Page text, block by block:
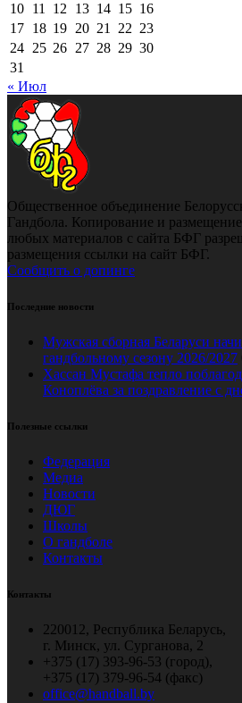
10 11 12 13 14 15 16
17 18 19 20 21 22 23
24 25 26 27 28 29 30
31
« Июл
Общественное объединение
Гандбола. Копирование и
любых материалов с сайта БФГ
размещения ссылки на сайт БФГ.
Сообщить о допинге
Последние новости
Мужская сборная Беларуси
гандбольному сезону 2026/2027
Хассан Мустафа тепло
Коноплёва за поздравление с
Полезные ссылки
Федерация
Медиа
Новости
ДЮГ
Школы
О гандболе
Контакты
Контакты
220012, Республика Беларусь,
г. Минск, ул. Сурганова, 2
+375 (17) 393-96-53 (город),
+375 (17) 379-96-54 (факс)
office@handball.by